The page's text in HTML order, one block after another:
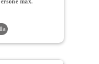
max.